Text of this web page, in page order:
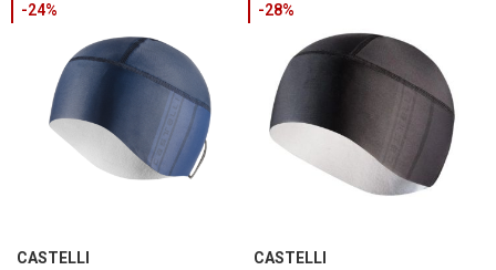
-24%
CASTELLI
-28%
CASTELLI